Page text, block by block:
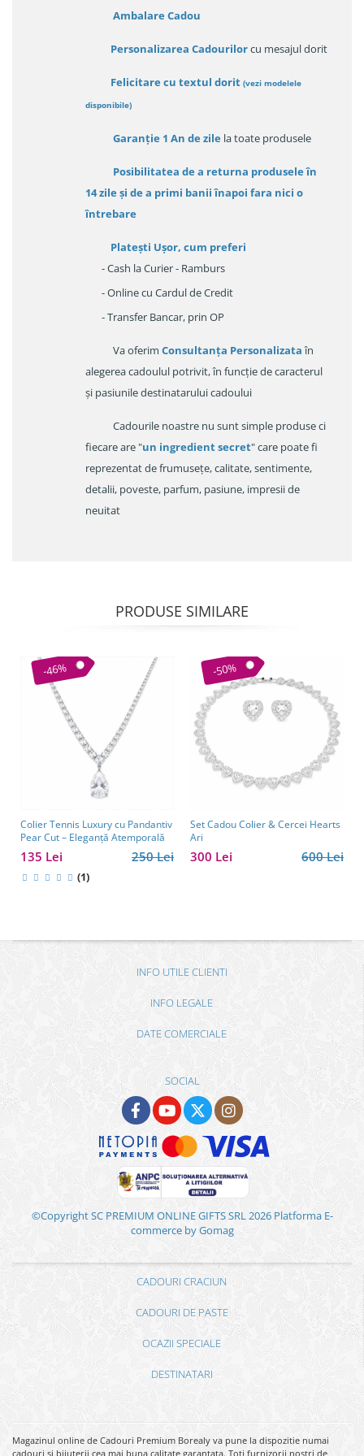
Ambalare Cadou
Personalizarea Cadourilorcu mesajul dorit
Felicitare cu textul dorit (vezi modelele
disponibile)
Garanție 1 An de zile la toate produsele
Posibilitatea de a returna produsele în
14 zileși de a primi banii înapoi fara nici o
întrebare
Platești Ușor, cum preferi
- Cash la Curier - Ramburs
- Online cu Cardul de Credit
- Transfer Bancar, prin OP
Va oferim Consultanța Personalizataîn
alegerea cadoulul potrivit, în funcție de caracterul
și pasiunile destinatarului cadoului
Cadourile noastre nu sunt simple produse ci
fiecare are "un ingredient secret" care poate fi
reprezentat de frumusețe, calitate, sentimente,
detalii, poveste, parfum, pasiune, impresii de
neuitat
PRODUSE SIMILARE
-46%
Colier Tennis Luxury cu Pandantiv
Pear Cut – Eleganță Atemporală
250 Lei
135 Lei
(1)
-50%
Set Cadou Colier & Cercei Hearts
Ari
600 Lei
300 Lei
INFO UTILE CLIENTI
INFO LEGALE
DATE COMERCIALE
SOCIAL
©Copyright SC PREMIUM ONLINE GIFTS SRL 2026 Platforma E-
commerce by Gomag
CADOURI CRACIUN
CADOURI DE PASTE
OCAZII SPECIALE
DESTINATARI
Magazinul online de Cadouri Premium Borealy va pune la dispozitie numai
cadouri si bijuterii cea mai buna calitate garantata. Toti furnizorii nostri de